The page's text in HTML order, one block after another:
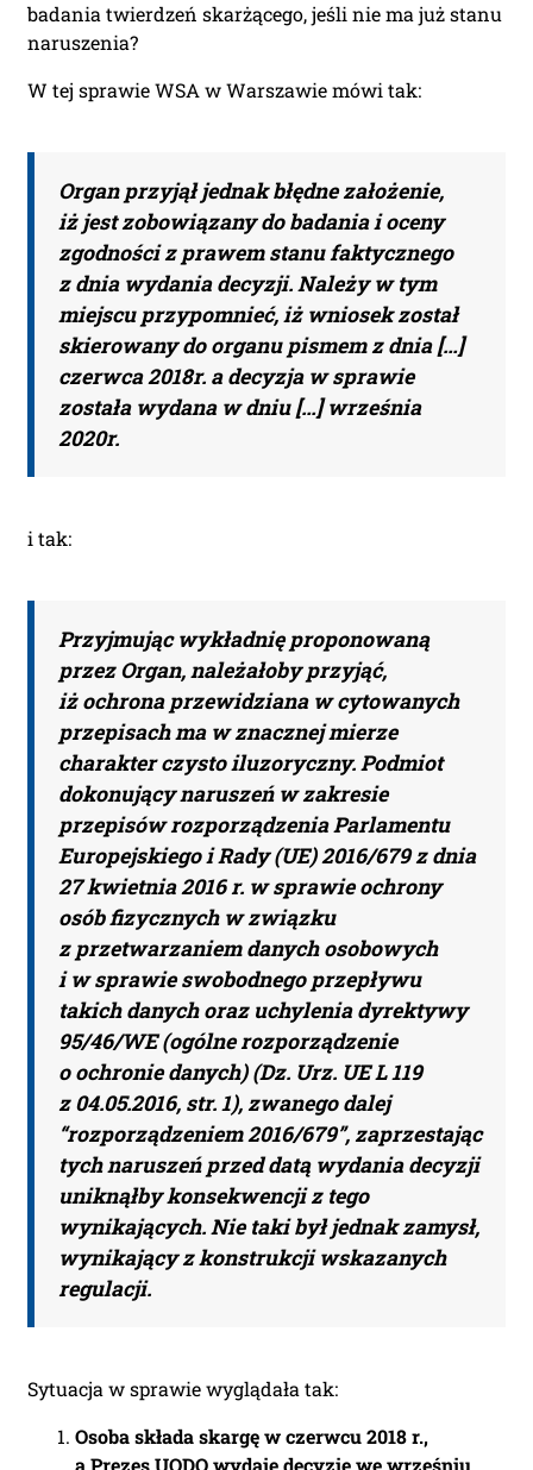
badania twierdzeń skarżącego, jeśli nie ma już stanu
naruszenia?
W tej sprawie WSA w Warszawie mówi tak:
Organ przyjął jednak błędne założenie,
iż jest zobowiązany do badania i oceny
zgodności z prawem stanu faktycznego
z dnia wydania decyzji. Należy w tym
miejscu przypomnieć, iż wniosek został
skierowany do organu pismem z dnia […]
czerwca 2018r. a decyzja w sprawie
została wydana w dniu […] września
2020r.
i tak:
Przyjmując wykładnię proponowaną
przez Organ, należałoby przyjąć,
iż ochrona przewidziana w cytowanych
przepisach ma w znacznej mierze
charakter czysto iluzoryczny. Podmiot
dokonujący naruszeń w zakresie
przepisów rozporządzenia Parlamentu
Europejskiego i Rady (UE) 2016/679 z dnia
27 kwietnia 2016 r. w sprawie ochrony
osób fizycznych w związku
z przetwarzaniem danych osobowych
i w sprawie swobodnego przepływu
takich danych oraz uchylenia dyrektywy
95/46/WE (ogólne rozporządzenie
o ochronie danych) (Dz. Urz. UE L 119
z 04.05.2016, str. 1), zwanego dalej
“rozporządzeniem 2016/679”, zaprzestając
tych naruszeń przed datą wydania decyzji
uniknąłby konsekwencji z tego
wynikających. Nie taki był jednak zamysł,
wynikający z konstrukcji wskazanych
regulacji.
Sytuacja w sprawie wyglądała tak:
Osoba składa skargę w czerwcu 2018 r.,